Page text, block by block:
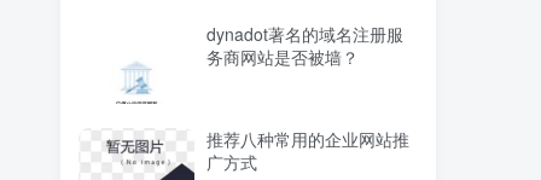
dynadot著名的域名注册服
务商网站是否被墙？
推荐八种常用的企业网站推
广方式